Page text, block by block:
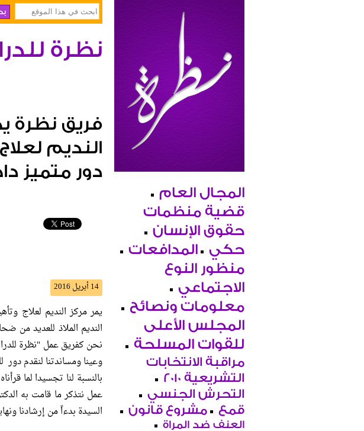
المجال العام
قضية منظمات
حقوق الإنسان
حكي
المدافعات
منظور النوع
الاجتماعي
معلومات ونصائح
المجلس الأعلى
للقوات المسلحة
مراقبة الانتخابات
التشريعية 2010
التحرش الجنسي
قمع
مشروع قانون
العنف ضد المراة
نظرة
فريق نظرة
النديم
دور متميز
14 أبريل 2016
يمر مركز النديم لعلاج
النديم الملاذ للعديد من
نحن كفريق عمل "نظرة
وعينا ومساندتنا لنقدم
بالنسبة لنا تجسيدا لما
عمل نتذكر ما قامت به
السيدة بدءاً من إرشادنا